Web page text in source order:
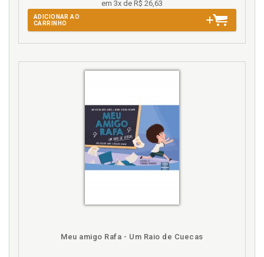
em 3x de R$ 26,63
ADICIONAR AO
CARRINHO
Meu amigo Rafa - Um Raio de Cuecas